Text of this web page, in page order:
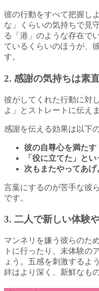
彼の行動をすべて把握し
な」くらいの気持ちで見
る「港」のような存在で
ているくらいのほうが、
す。
2. 感謝の気持ちは素
彼がしてくれた行動に対
よ」とストレートに伝え
感謝を伝える効果は以下
彼の自尊心を満たす
「役に立てた」と
次もまたやってあ
言葉にするのが苦手な彼
です。
3. 二人で新しい体験
マンネリを嫌う彼らのた
トに行ったり、未体験の
ょう。五感を刺激するよ
絆はより深く、新鮮なも